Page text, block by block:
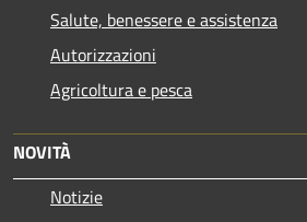
Salute, benessere e assistenza
Autorizzazioni
Agricoltura e pesca
NOVITÀ
Notizie